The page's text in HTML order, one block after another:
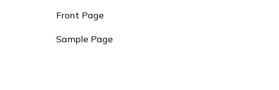
Front Page
Sample Page